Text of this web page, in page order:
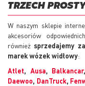
TRZECH
W naszym sklepie
akcesoriów
równieżsprzedajemy
marek wózek widłowy:
Atlet, Ausa, Balkancar
Daewoo, DanTruck,